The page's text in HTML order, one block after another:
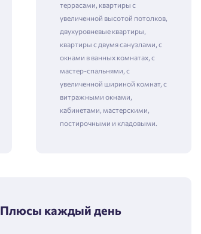
террасами, квартиры с
увеличенной высотой потолков,
двухуровневые квартиры,
квартиры с двумя санузлами, с
окнами в ванных комнатах, с
мастер-спальнями, с
увеличенной шириной комнат, с
витражными окнами,
кабинетами, мастерскими,
постирочными и кладовыми.
Плюсы каждый день